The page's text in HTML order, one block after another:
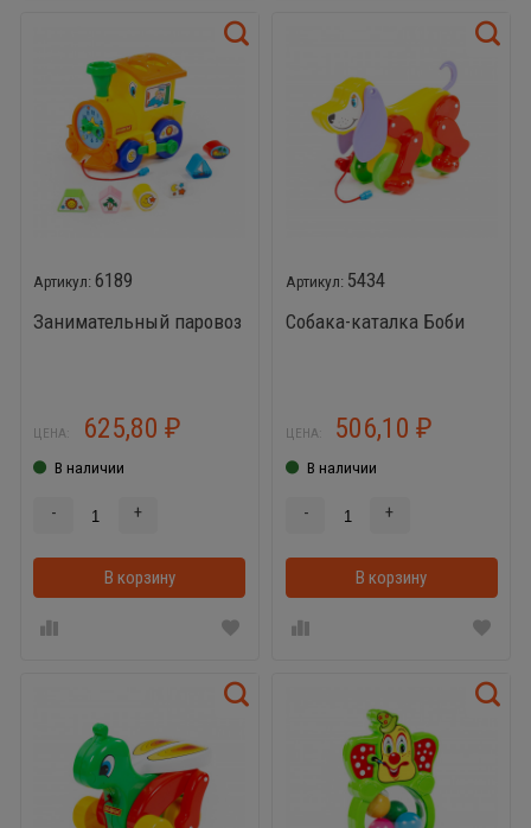
6189
Занимательный паровоз
ЦЕНА: 625,80 ₽
В наличии
- +
В корзину
5434
Собака-каталка Боби
ЦЕНА: 506,10₽
В наличии
- +
В корзину